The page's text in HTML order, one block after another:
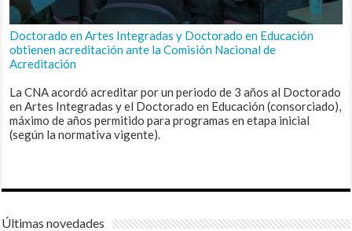
Doctorado en Artes Integradas y Doctorado en Educación
obtienen acreditación ante la Comisión Nacional de
Acreditación
La CNA acordó acreditar por un periodo de 3 años al Doctorado
en Artes Integradas y el Doctorado en Educación (consorciado),
máximo de años permitido para programas en etapa inicial
(según la normativa vigente).
Últimas novedades